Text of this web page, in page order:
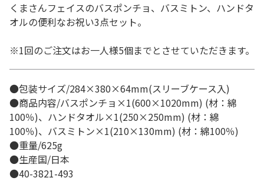
くまさんフェイスのバスポンチョ、バスミトン、ハンドタ
オルの便利なお祝い3点セット。
※1回のご注文はお一人様5個までとさせていただきます。
●包装サイズ/284×380×64mm(スリーブケース入)
●商品内容/バスポンチョ×1(600×1020mm) (材：綿
100％)、ハンドタオル×1(250×250mm) (材：綿
100％)、バスミトン×1(210×130mm) (材：綿100％)
●重量/625g
●生産国/日本
●40-3821-493